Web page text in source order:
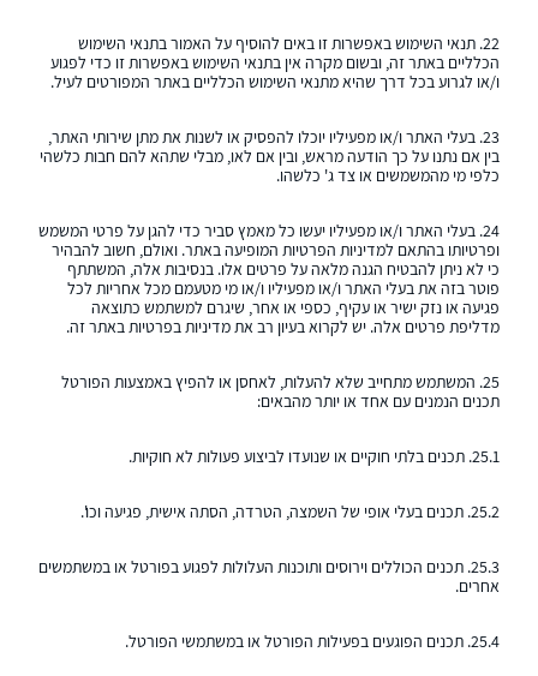
22. תנאי השימוש באפשרות זו באים להוסיף על האמור בתנאי השימוש
הכלליים באתר זה, ובשום מקרה אין בתנאי השימוש באפשרות זו כדי לפגוע
ו/או לגרוע בכל דרך שהיא מתנאי השימוש הכלליים באתר המפורטים לעיל.
23. בעלי האתר ו/או מפעיליו יוכלו להפסיק או לשנות את מתן שירותי האתר,
בין אם נתנו על כך הודעה מראש, ובין אם לאו, מבלי שתהא להם חבות כלשהי
כלפי מי מהמשמשים או צד ג' כלשהו.
24. בעלי האתר ו/או מפעיליו יעשו כל מאמץ סביר כדי להגן על פרטי המשמש
ופרטיותו בהתאם למדיניות הפרטיות המופיעה באתר. ואולם, חשוב להבהיר
כי לא ניתן להבטיח הגנה מלאה על פרטים אלו. בנסיבות אלה, המשתתף
פוטר בזה את בעלי האתר ו/או מפעיליו ו/או מי מטעמם מכל אחריות לכל
פגיעה או נזק ישיר או עקיף, כספי או אחר, שיגרם למשתמש כתוצאה
מדליפת פרטים אלה. יש לקרוא בעיון רב את מדיניות בפרטיות באתר זה.
25. המשתמש מתחייב שלא להעלות, לאחסן או להפיץ באמצעות הפורטל
תכנים הנמנים עם אחד או יותר מהבאים:
25.1. תכנים בלתי חוקיים או שנועדו לביצוע פעולות לא חוקיות.
25.2. תכנים בעלי אופי של השמצה, הטרדה, הסתה אישית, פגיעה וכו'.
25.3. תכנים הכוללים וירוסים ותוכנות העלולות לפגוע בפורטל או במשתמשים
אחרים.
25.4. תכנים הפוגעים בפעילות הפורטל או במשתמשי הפורטל.